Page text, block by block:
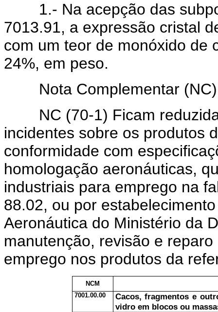
1.- Na acepção das
7013.91, a expressão cristal
com um teor de monóxido de
24%, em peso.
Nota Complementar (NC)
NC (70-1) Ficam
incidentes sobre os produtos
conformidade com
homologação aeronáuticas,
industriais para emprego na
88.02, ou por
Aeronáutica do Ministério da
manutenção, revisão e
emprego nos produtos da
NCM
7001.00.00
Cacos, fragmentos e
vidro em blocos ou